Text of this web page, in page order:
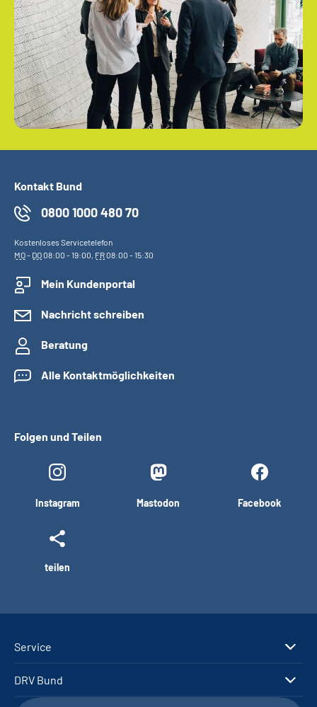
Kontakt Bund
0800 1000 480 70
Kostenloses Servicetelefon
MO- DO08:00 - 19:00, FR08:00 - 15:30
Mein Kundenportal
Nachricht schreiben
Beratung
Alle Kontaktmöglichkeiten
Folgen und Teilen
Instagram Mastodon Facebook
teilen
Service
DRV Bund